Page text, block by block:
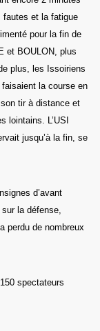
fautes et la fatigue
pour la fin de
et BOULON, plus
plus, les Issoiriens
la course en
tir à distance et
lointains. L’USI
jusqu’à la fin, se
d’avant
la défense,
perdu de nombreux
spectateurs